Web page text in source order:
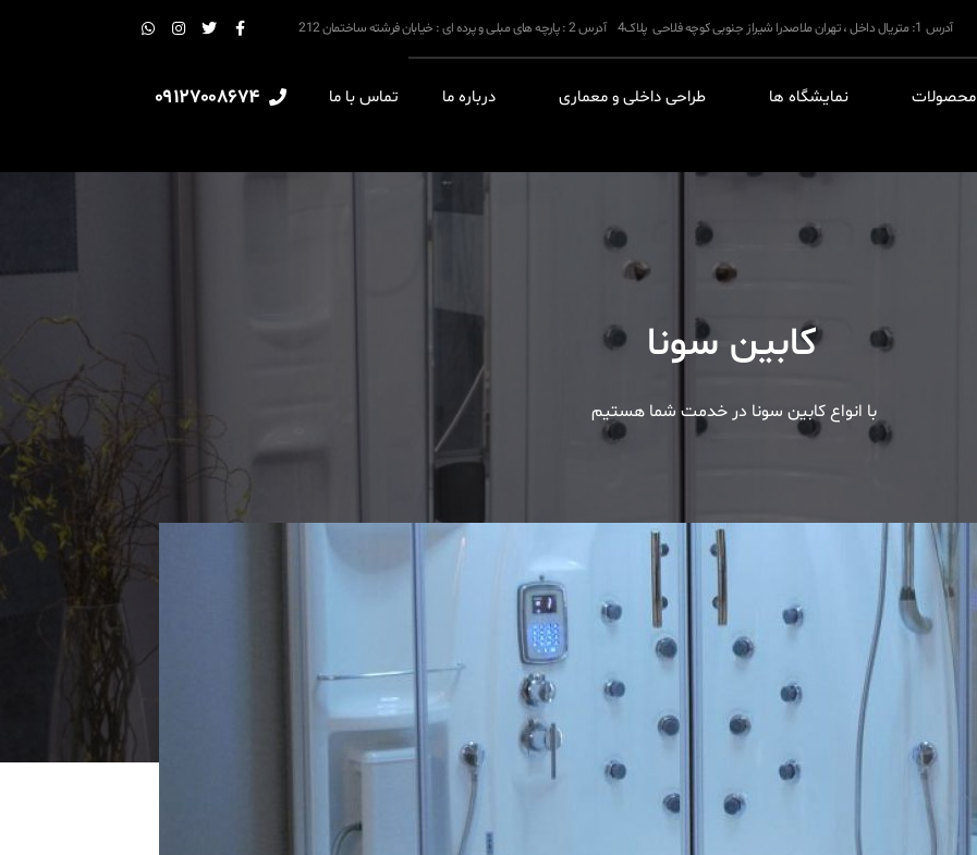
آدرس 1: متریال داخل ، تهران ملاصدرا شیراز جنوبی کوچه فلاحی پلاک4 آدرس 2 : پارچه های مبلی و پرده ای : خیابان فرشته ساختمان 212
محصولات نمایشگاه ها طراحی داخلی و معماری درباره ما تماس با ما 09127008674
کابین سونا
با انواع کابین سونا در خدمت شما هستیم